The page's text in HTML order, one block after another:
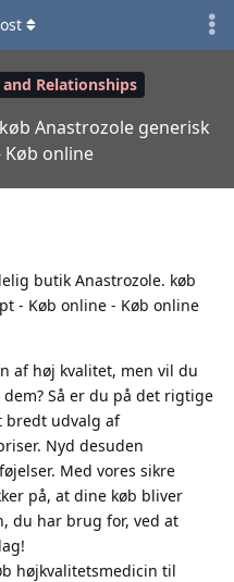
Relationships
Anastrozole generisk
Køb online
butik Anastrozole. køb
- Køb online - Køb online
af høj kvalitet, men vil du
Så er du på det rigtige
bredt udvalg af
Nyd desuden
Med vores sikre
på, at dine køb bliver
du har brug for, ved at
højkvalitetsmedicin til